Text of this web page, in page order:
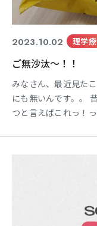
2023.10.02 理学
ご無沙汰～！！
みなさん、最近見た
にも無いんです。。
つと言えばこれっ！
に寄った時ですね。